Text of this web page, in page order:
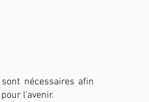
nécessaires afin
l'avenir.